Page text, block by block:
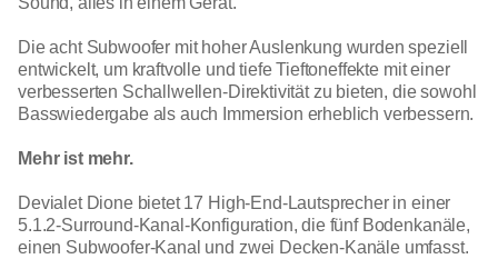
Die acht Subwoofer mit hoher Auslenkung wurden speziell
entwickelt, um kraftvolle und tiefe Tieftoneffekte mit einer
verbesserten Schallwellen-Direktivität zu bieten, die sowohl
Basswiedergabe als auch Immersion erheblich verbessern.
Mehr ist mehr.
Devialet Dione bietet 17 High-End-Lautsprecher in einer
5.1.2-Surround-Kanal-Konfiguration, die fünf Bodenkanäle,
einen Subwoofer-Kanal und zwei Decken-Kanäle umfasst.